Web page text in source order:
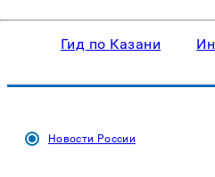
Гид по Казани
Новости России